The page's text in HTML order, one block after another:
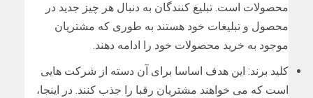
محصولات است. تبلیغ کنندگان به دنبال هر چیز جدید در
محصول و تبلیغات خود هستند به طوری که مشتریان
موجود به خرید محصولات خود را ادامه دهند.
کلید برند: این هدف اساسا برای آن دسته از شرکت هایی
است که می خواهند مشتریان رقبا را جذب کنند. در اینجا،